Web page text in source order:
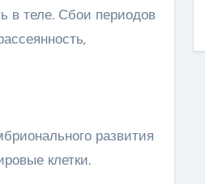
в теле. Сбои периодов
развития
клетки.